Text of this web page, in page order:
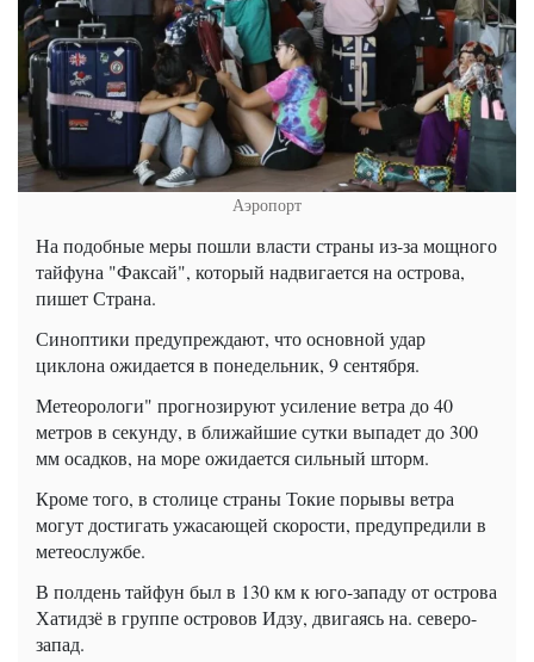
Аэропорт
На подобные меры пошли власти страны из-за мощного
тайфуна "Факсай", который надвигается на острова,
пишет Страна.
Синоптики предупреждают, что основной удар
циклона ожидается в понедельник, 9 сентября.
Метеорологи" прогнозируют усиление ветра до 40
метров в секунду, в ближайшие сутки выпадет до 300
мм осадков, на море ожидается сильный шторм.
Кроме того, в столице страны Токие порывы ветра
могут достигать ужасающей скорости, предупредили в
метеослужбе.
В полдень тайфун был в 130 км к юго-западу от острова
Хатидзё в группе островов Идзу, двигаясь на. северо-
запад.